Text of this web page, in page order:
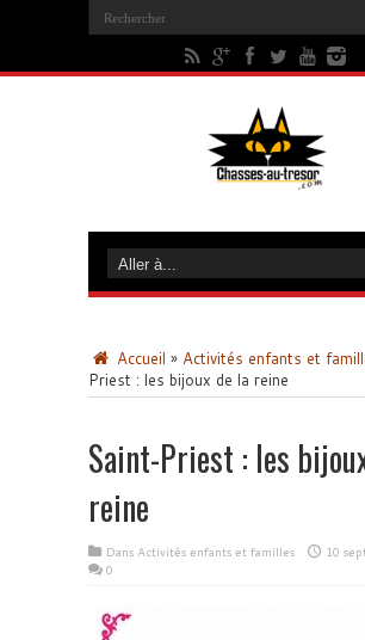
Accueil » Activités enfants et
Priest : les bijoux de la reine
Saint-Priest : les
reine
Dans Activités enfants et familles
10
0